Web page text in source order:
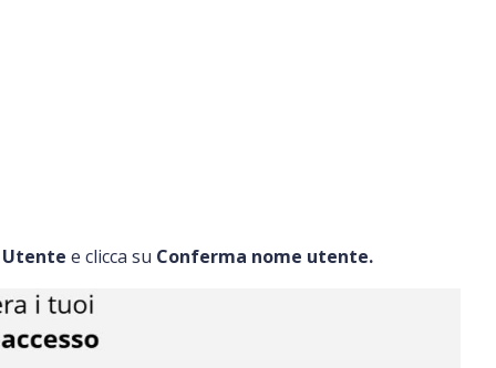
Utentee clicca su Conferma nome utente.